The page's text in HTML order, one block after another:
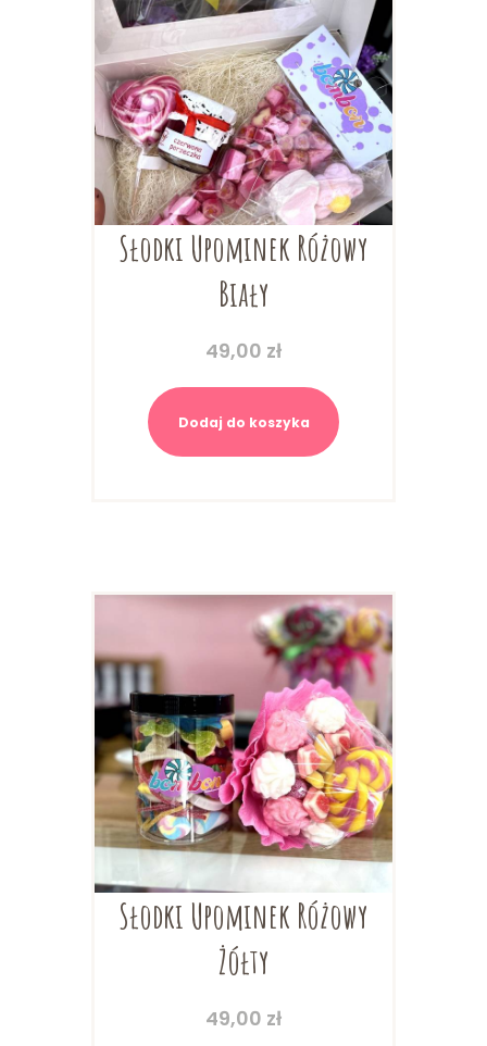
Słodki Upominek Różowy
Biały
49,00 zł
Dodaj do koszyka
Słodki Upominek Różowy
Żółty
49,00 zł